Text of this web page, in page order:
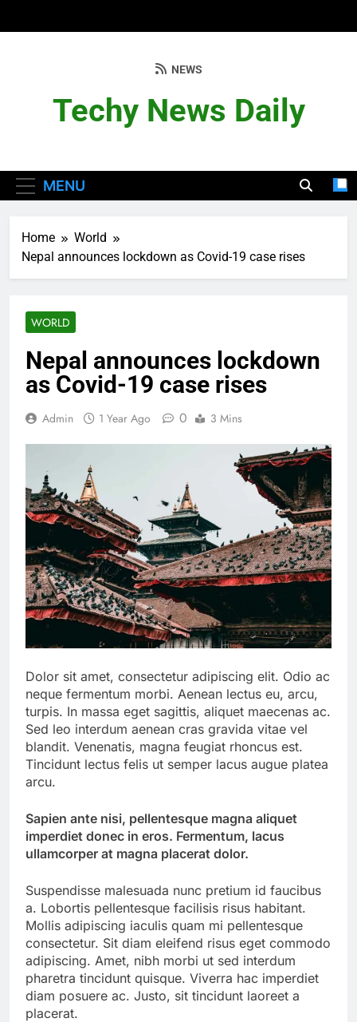
Techy News Daily
NEWS
MENU
Home
World
Nepal announces lockdown as Covid-19 case rises
WORLD
Nepal announces lockdown
as Covid-19 case rises
Admin 1 Year Ago 0 3 Mins
Dolor sit amet, consectetur adipiscing elit. Odio ac
neque fermentum morbi. Aenean lectus eu, arcu,
turpis. In massa eget sagittis, aliquet maecenas ac.
Sed leo interdum aenean cras gravida vitae vel
blandit. Venenatis, magna feugiat rhoncus est.
Tincidunt lectus felis ut semper lacus augue platea
arcu.
Sapien ante nisi, pellentesque magna aliquet
imperdiet donec in eros. Fermentum, lacus
ullamcorper at magna placerat dolor.
Suspendisse malesuada nunc pretium id faucibus
a. Lobortis pellentesque facilisis risus habitant.
Mollis adipiscing iaculis quam mi pellentesque
consectetur. Sit diam eleifend risus eget commodo
adipiscing. Amet, nibh morbi ut sed interdum
pharetra tincidunt quisque. Viverra hac imperdiet
diam posuere ac. Justo, sit tincidunt laoreet a
placerat.